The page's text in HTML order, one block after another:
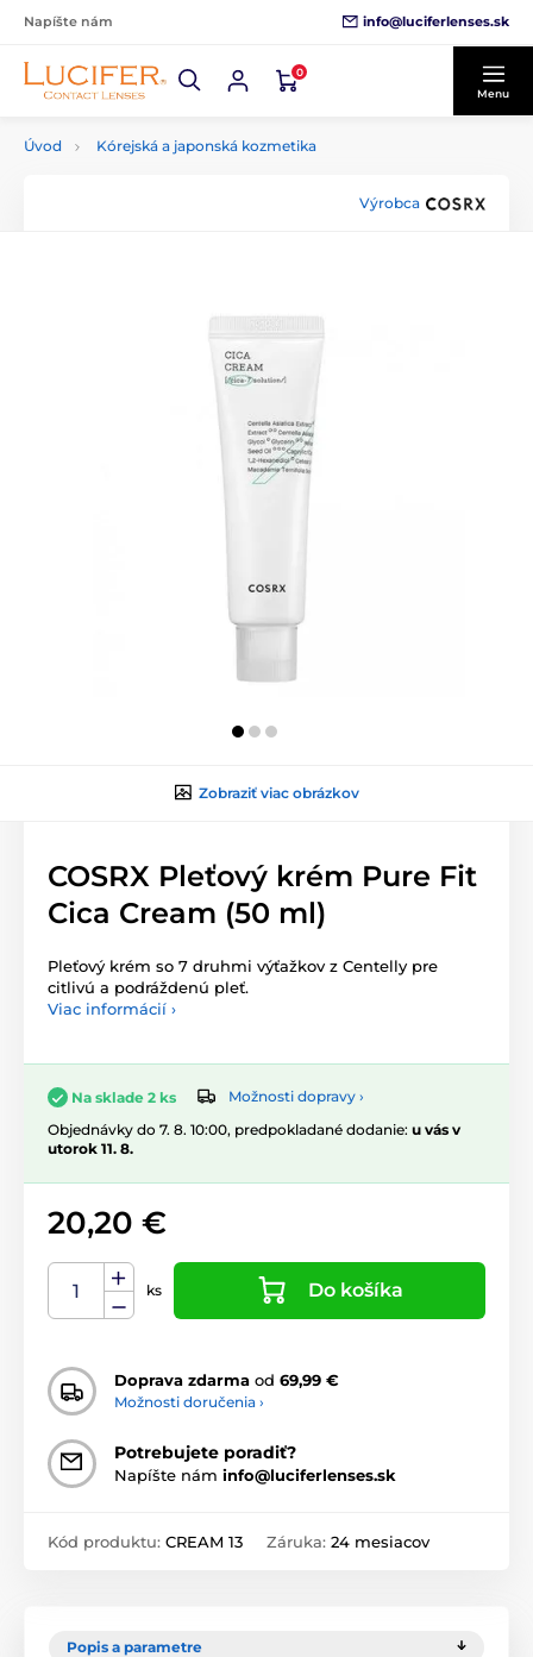
Napíšte nám info@luciferlenses.sk
0
Menu
Úvod Kórejská a japonská kozmetika
Výrobca
Zobraziť viac obrázkov
COSRX Pleťový krém Pure Fit
Cica Cream (50 ml)
Pleťový krém so 7 druhmi výťažkov z Centelly pre
citlivú a podráždenú pleť.
Viac informácií ›
Na sklade 2 ks
Možnosti dopravy ›
Objednávky do 7. 8. 10:00, predpokladané dodanie: u vás v
utorok 11. 8.
20,20 €
ks Do košíka
Doprava zdarma od 69,99 €
Možnosti doručenia ›
Potrebujete poradiť?
Napíšte nám info@luciferlenses.sk
Kód produktu: CREAM 13 Záruka: 24 mesiacov
Popis a parametre